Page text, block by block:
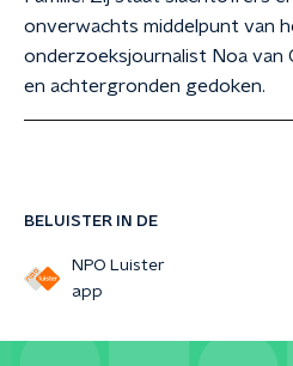
BELUISTER IN DE
NPO Luister
app
onverwachts middelpunt van
onderzoeksjournalist Noa van
en achtergronden gedoken.